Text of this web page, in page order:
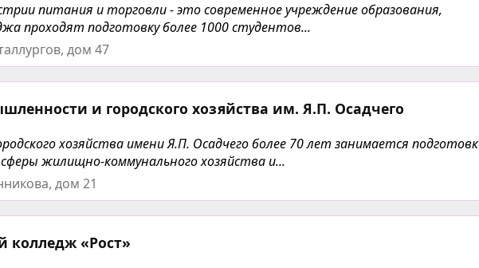
питания и торговли - это современное учреждение образования,
проходят подготовку более 1000 студентов...
дом 47
и городского хозяйства им. Я.П. Осадчего
хозяйства имени Я.П. Осадчего более 70 лет занимается
жилищно-коммунального хозяйства и...
дом 21
колледж «Рост»